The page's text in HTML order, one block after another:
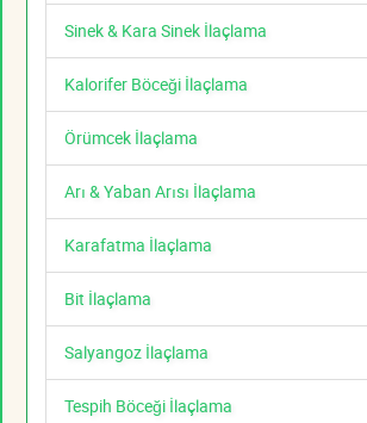
Sinek & Kara Sinek İlaçlama
Kalorifer Böceği İlaçlama
Örümcek İlaçlama
Arı & Yaban Arısı İlaçlama
Karafatma İlaçlama
Bit İlaçlama
Salyangoz İlaçlama
Tespih Böceği İlaçlama